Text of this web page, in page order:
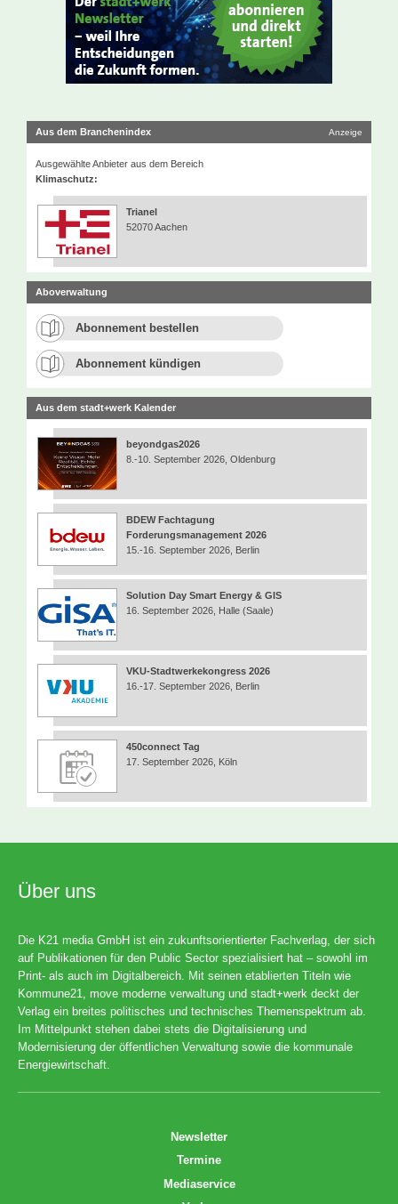
Aus dem Branchenindex Anzeige
Ausgewählte Anbieter aus dem Bereich
Klimaschutz:
Trianel
52070 Aachen
Aboverwaltung
Abonnement bestellen
Abonnement kündigen
Aus dem stadt+werk Kalender
beyondgas2026
8.-10. September 2026, Oldenburg
BDEW Fachtagung
Forderungsmanagement 2026
15.-16. September 2026, Berlin
Solution Day Smart Energy & GIS
16. September 2026, Halle (Saale)
VKU-Stadtwerkekongress 2026
16.-17. September 2026, Berlin
450connect Tag
17. September 2026, Köln
Über uns
Die K21 media GmbH ist ein zukunftsorientierter Fachverlag, der sich
auf Publikationen für den Public Sector spezialisiert hat – sowohl im
Print- als auch im Digitalbereich. Mit seinen etablierten Titeln wie
Kommune21, move moderne verwaltung und stadt+werk deckt der
Verlag ein breites politisches und technisches Themenspektrum ab.
Im Mittelpunkt stehen dabei stets die Digitalisierung und
Modernisierung der öffentlichen Verwaltung sowie die kommunale
Energiewirtschaft.
Newsletter
Termine
Mediaservice